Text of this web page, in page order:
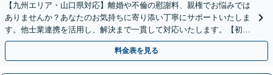
【九州エリア・山口県対応】離婚や不倫の慰謝料、親権でお悩みでは
ありませんか？あなたのお気持ちに寄り添い丁寧にサポートいたしま
す。他士業連携を活用し、解決まで一貫して対応いたします。【初回
相談60分無料】
料金表を見る